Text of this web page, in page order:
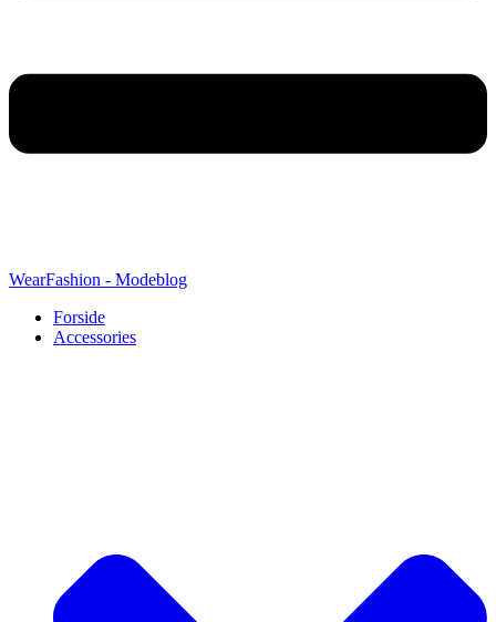
WearFashion - Modeblog
Forside
Accessories